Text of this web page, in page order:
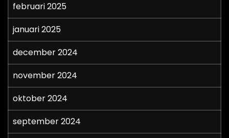
februari 2025
januari 2025
december 2024
november 2024
oktober 2024
september 2024